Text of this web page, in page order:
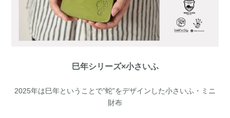
巳年シリーズ×小さいふ
2025年は巳年ということで”蛇”をデザインした小さいふ・ミニ
財布